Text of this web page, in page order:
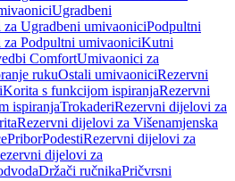
Ugradbeni
Ugradbeni umivaoniciPodpultni
Podpultni umivaoniciKutni
ComfortUmivaonici za
rukuOstali umivaoniciRezervni
Korita s funkcijom ispiranjaRezervni
ispiranjaTrokaderiRezervni dijelovi za
Rezervni dijelovi za Višenamjenska
PriborPodestiRezervni dijelovi za
dijelovi za
Držači ručnikaPričvrsni